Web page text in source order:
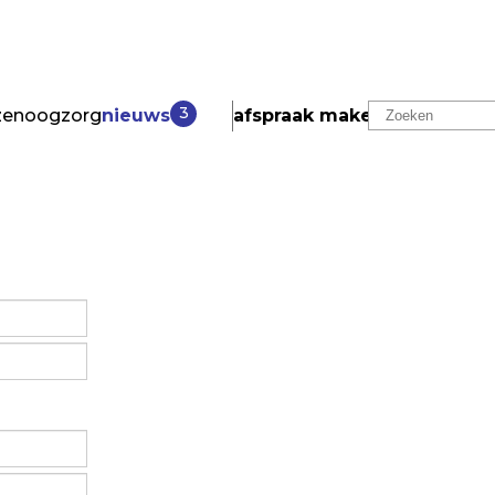
oogzorgnieuws 3 afspraak maken